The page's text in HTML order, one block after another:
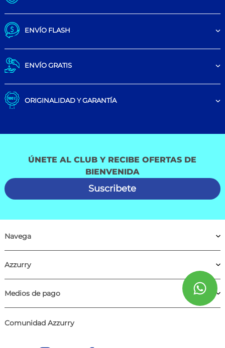
ENVÍO FLASH
ENVÍO GRATIS
ORIGINALIDAD Y GARANTÍA
ÚNETE AL CLUB Y RECIBE OFERTAS DE
BIENVENIDA
Suscribete
Navega
Azzurry
Medios de pago
Comunidad Azzurry